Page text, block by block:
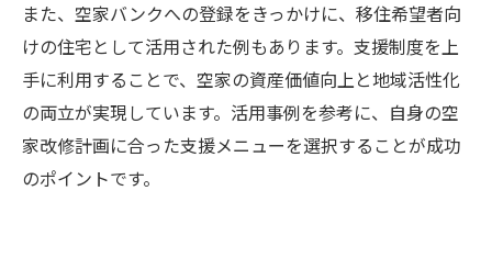
また、空家バンクへの登録をきっかけに、移住希望者向
けの住宅として活用された例もあります。支援制度を上
手に利用することで、空家の資産価値向上と地域活性化
の両立が実現しています。活用事例を参考に、自身の空
家改修計画に合った支援メニューを選択することが成功
のポイントです。